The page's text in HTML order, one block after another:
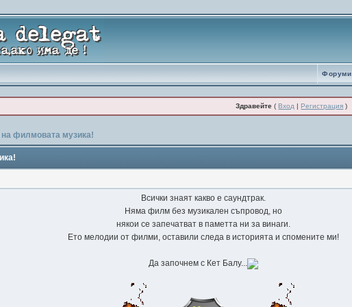
Форуми
Здравейте (Вход |Регистрация )
филмовата музика!
Всички знаят какво е саундтрак.
Няма филм без музикален съпровод, но
някои се запечатват в паметта ни за винаги.
Ето мелодии от филми, оставили следа в историята и спомените ми!
Да започнем с Кет Балу...